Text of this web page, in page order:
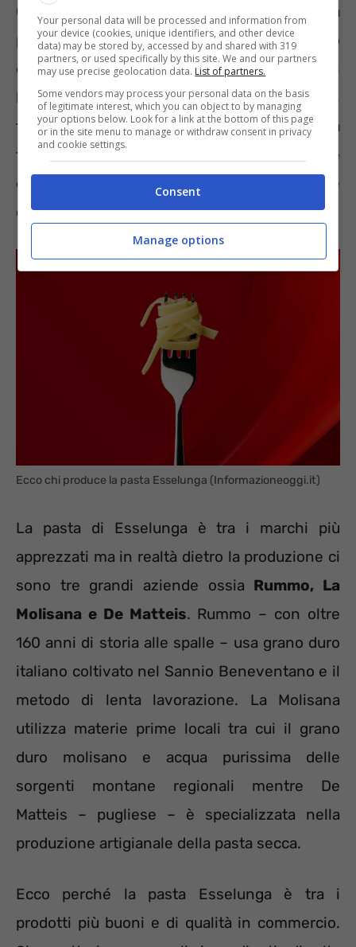
Gli italiani non potrebbero mai vivere senza
pasta.Ne sono grandi consumatorie amano
condirla nei modi più vari. A pasta o a cena un
buon piatto di maccheroni, penne, spaghetti,
fusilli è immancabile. Le ricette della
tradizione culinaria nostrana sono numerose
e se ne possono inventare di nuove
combinando tra loro gli ingredienti.
Ecco chi produce la pasta Esselunga (Informazioneoggi.it)
La pasta di Esselunga è tra i marchi più
apprezzati ma in realtà dietro la produzione ci
sono tre grandi aziende ossia Rummo, La
Molisana e De Matteis. Rummo – con oltre
160 anni di storia alle spalle – usa grano duro
italiano coltivato nel Sannio Beneventano e il
metodo di lenta lavorazione. La Molisana
utilizza materie prime locali tra cui il grano
duro molisano e acqua purissima delle
sorgenti montane regionali mentre De
Matteis – pugliese – è specializzata nella
produzione artigianale della pasta secca.
Ecco perché la pasta Esselunga è tra i
prodotti più buoni e di qualità in commercio.
Your personal data will be processed and information from
your device (cookies, unique identifiers, and other device
data) may be stored by, accessed by and shared with 319
partners, or used specifically by this site. We and our partners
may use precise geolocation data. List of partners.
Some vendors may process your personal data on the basis
of legitimate interest, which you can object to by managing
your options below. Look for a link at the bottom of this page
or in the site menu to manage or withdraw consent in privacy
and cookie settings.
Consent
Manage options